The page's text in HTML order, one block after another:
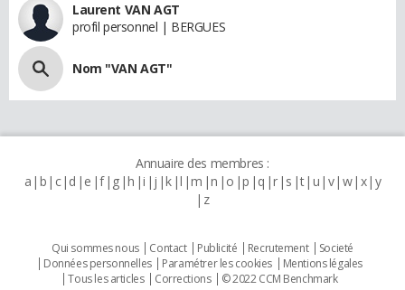
Laurent VAN AGT
profil personnel | BERGUES
Nom "VAN AGT"
Annuaire des membres :
a b c d e f g h i j k l m n o p q r s t u v w x y
z
Qui sommes nous Contact Publicité Recrutement
Societé
Données personnelles
Paramétrer les cookies
Mentions légales
Tous les articles
Corrections © 2022 CCM Benchmark